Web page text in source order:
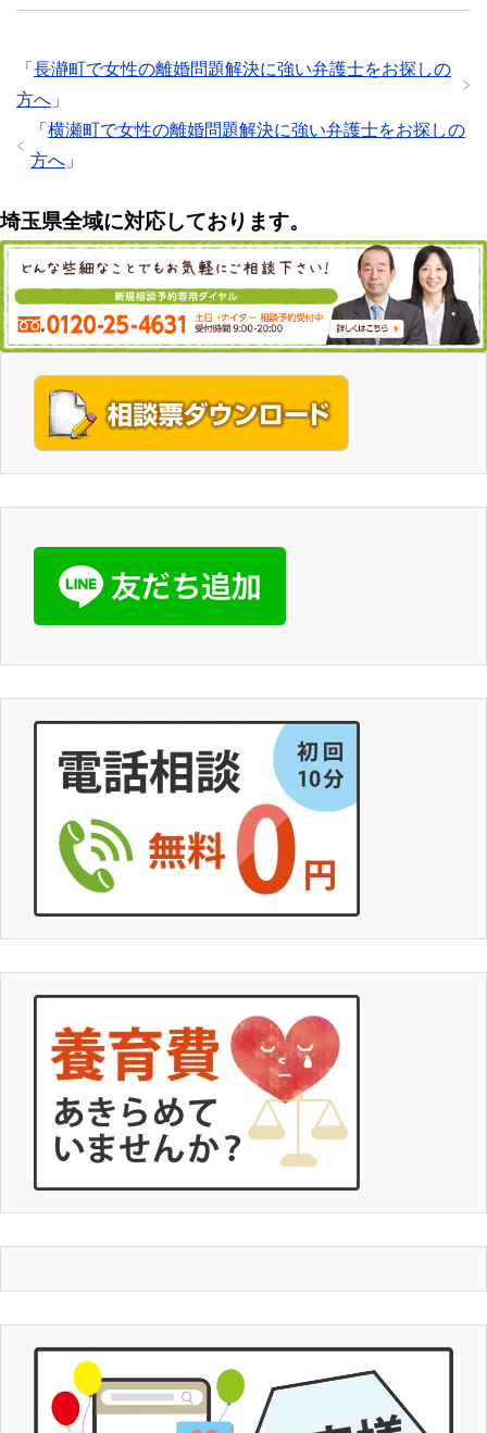
「 長瀞町で女性の離婚問題解決に強い弁護士をお探しの
方へ 」
「 横瀬町で女性の離婚問題解決に強い弁護士をお探しの
方へ 」
埼玉県全域に対応しております。